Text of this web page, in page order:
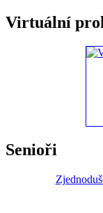
Virtuální
Senioři